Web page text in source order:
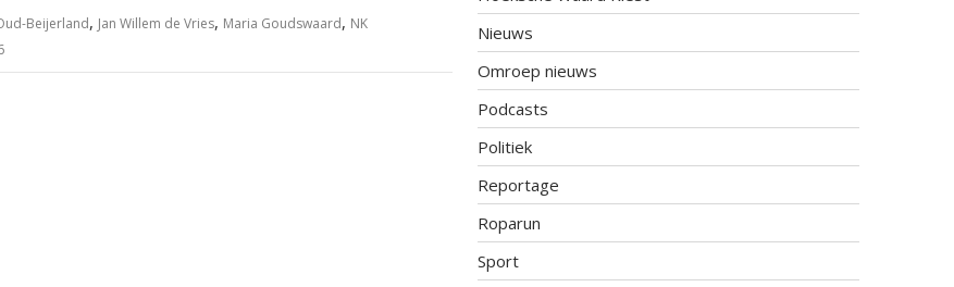
Beijerland, Jan Willem de Vries, Maria Goudswaard, NK
Nieuws
Omroep nieuws
Podcasts
Politiek
Reportage
Roparun
Sport